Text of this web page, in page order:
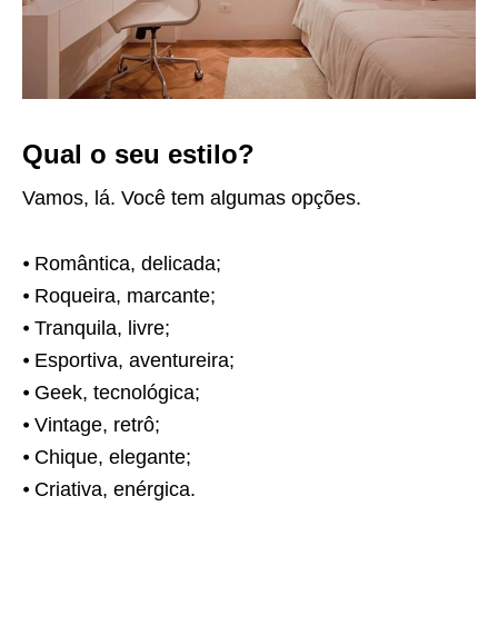
Qual o seu estilo?
Vamos, lá. Você tem algumas opções.
⦁ Romântica, delicada;
⦁ Roqueira, marcante;
⦁ Tranquila, livre;
⦁ Esportiva, aventureira;
⦁ Geek, tecnológica;
⦁ Vintage, retrô;
⦁ Chique, elegante;
⦁ Criativa, enérgica.